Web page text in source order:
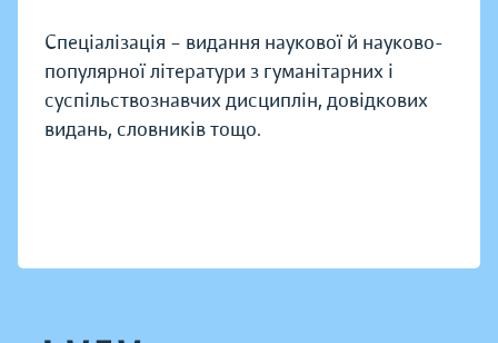
Спеціалізація – видання наукової й науково-
популярної літератури з гуманітарних і
суспільствознавчих дисциплін, довідкових
видань, словників тощо.